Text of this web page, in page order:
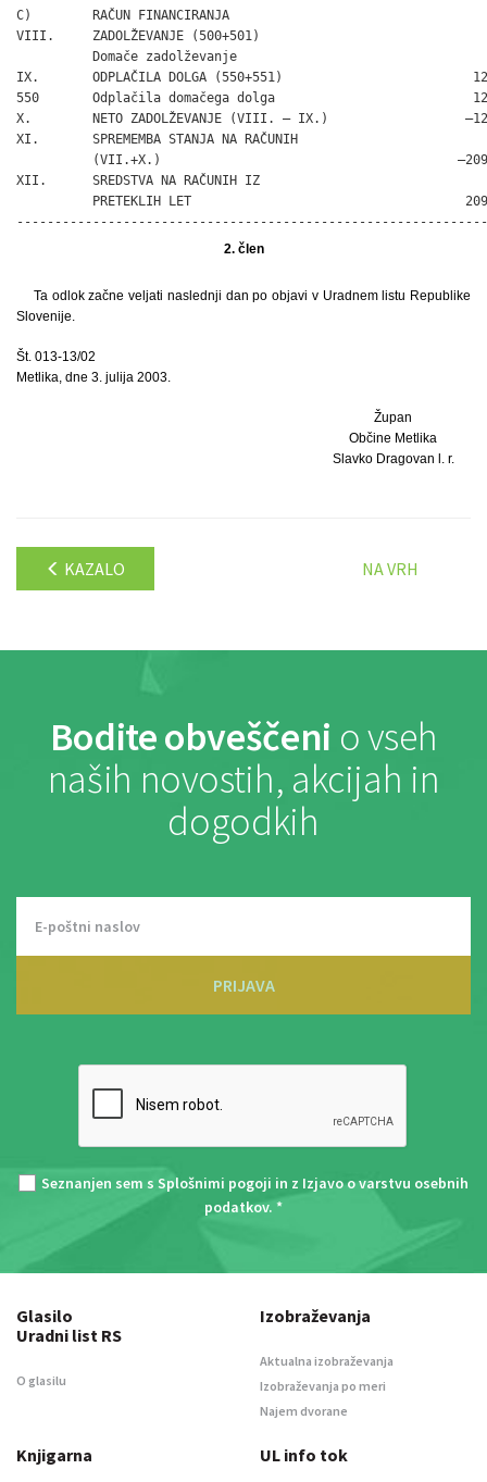
C)        RAČUN FINANCIRANJA
VIII.     ZADOLŽEVANJE (500+501)
          Domače zadolževanje
IX.       ODPLAČILA DOLGA (550+551)
550       Odplačila domačega dolga
X.        NETO ZADOLŽEVANJE (VIII. – IX.)
XI.       SPREMEMBA STANJA NA RAČUNIH
(VII.+X.)
XII.      SREDSTVA NA RAČUNIH IZ
PRETEKLIH LET
2. člen
Ta odlok začne veljati naslednji dan po objavi v Uradnem listu Republike
Slovenije.
Št. 013-13/02
Metlika, dne 3. julija 2003.
Župan
Občine Metlika
Slavko Dragovan l. r.
KAZALO NA VRH
Bodite obveščeni o vseh
naših novostih, akcijah in
dogodkih
PRIJAVA
Seznanjen sem s Splošnimi pogoji in z Izjavo o varstvu osebnih
podatkov. *
Glasilo
Uradni list RS
O glasilu
Izobraževanja
Aktualna izobraževanja
Izobraževanja po meri
Najem dvorane
Knjigarna UL info tok